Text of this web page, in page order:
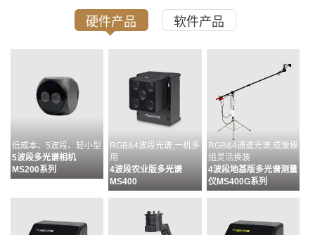
硬件产品 软件产品
低成本、5波段、轻小型
5波段多光谱相机
MS200系列
RGB&4波段光谱,一机多
用
4波段农业版多光谱
MS400
RGB&4通道光谱,成像模
组灵活换装
4波段地基版多光谱测量
仪MS400G系列